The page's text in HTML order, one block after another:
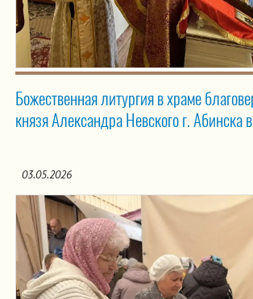
Божественная литургия в храме
князя Александра Невского г. Абинска
03.05.2026